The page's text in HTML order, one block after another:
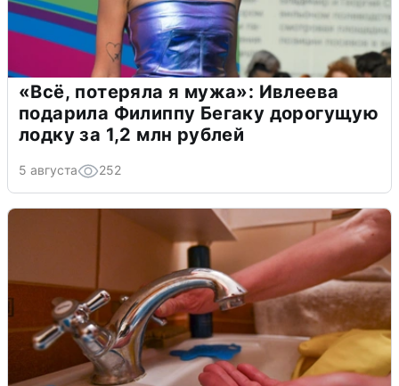
«Всё, потеряла я мужа»: Ивлеева
подарила Филиппу Бегаку дорогущую
лодку за 1,2 млн рублей
5 августа 252